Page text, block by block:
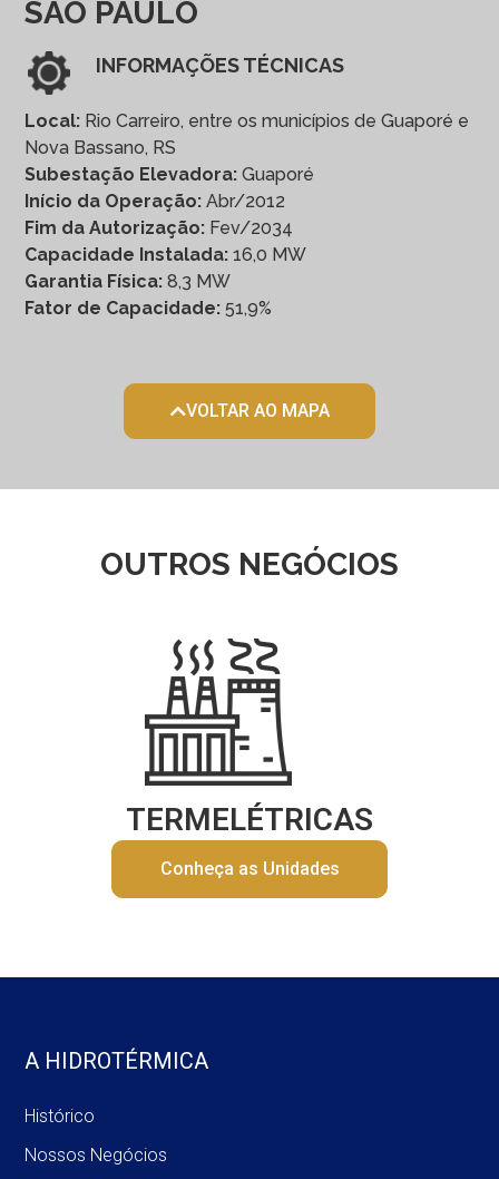
SÃO PAULO
INFORMAÇÕES TÉCNICAS
Local: Rio Carreiro, entre os municípios de Guaporé e
Nova Bassano, RS
Subestação Elevadora: Guaporé
Início da Operação: Abr/2012
Fim da Autorização: Fev/2034
Capacidade Instalada: 16,0 MW
Garantia Física: 8,3 MW
Fator de Capacidade: 51,9%
VOLTAR AO MAPA
OUTROS NEGÓCIOS
TERMELÉTRICAS
Conheça as Unidades
A HIDROTÉRMICA
Histórico
Nossos Negócios